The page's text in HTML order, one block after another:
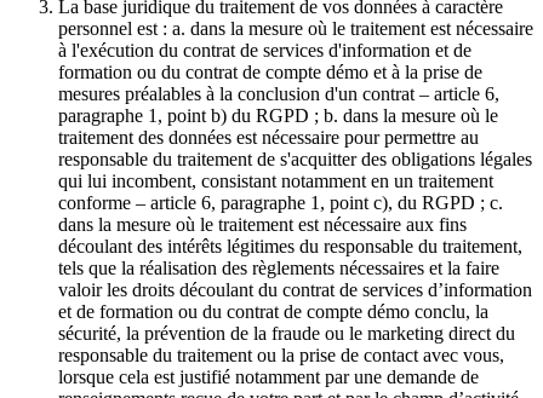
La base juridique du traitement de vos données à caractère
personnel est : a. dans la mesure où le traitement est nécessaire
à l'exécution du contrat de services d'information et de
formation ou du contrat de compte démo et à la prise de
mesures préalables à la conclusion d'un contrat – article 6,
paragraphe 1, point b) du RGPD ; b. dans la mesure où le
traitement des données est nécessaire pour permettre au
responsable du traitement de s'acquitter des obligations légales
qui lui incombent, consistant notamment en un traitement
conforme – article 6, paragraphe 1, point c), du RGPD ; c.
dans la mesure où le traitement est nécessaire aux fins
découlant des intérêts légitimes du responsable du traitement,
tels que la réalisation des règlements nécessaires et la faire
valoir les droits découlant du contrat de services d’information
et de formation ou du contrat de compte démo conclu, la
sécurité, la prévention de la fraude ou le marketing direct du
responsable du traitement ou la prise de contact avec vous,
lorsque cela est justifié notamment par une demande de